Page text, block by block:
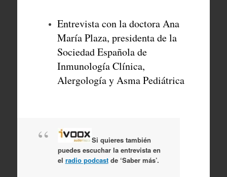
Entrevista con la doctora Ana
María Plaza, presidenta de la
Sociedad Española de
Inmunología Clínica,
Alergología y Asma Pediátrica
Si quieres también
puedes escuchar la entrevista en
el radio podcastde ‘Saber más’.